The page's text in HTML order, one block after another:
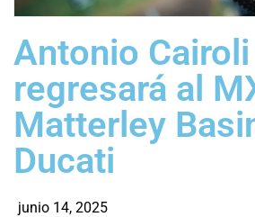
Antonio Cairoli
regresará al
Matterley
Ducati
junio 14, 2025